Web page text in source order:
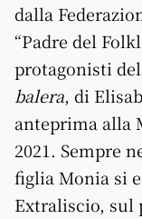
dalla
“Padre del
protagonisti
balera, di
anteprima alla
2021. Sempre
figlia Monia si
Extraliscio, sul